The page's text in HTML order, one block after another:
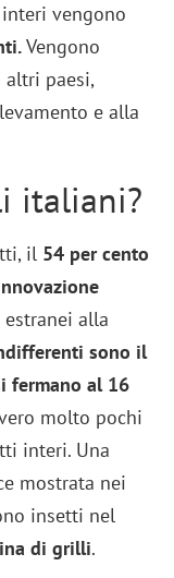
vengono
Vengono
paesi,
e alla
italiani?
il 54 per cento
nnovazione
alla
sono il
fermano al 16
molto pochi
interi. Una
mostrata nei
insetti nel
di grilli.